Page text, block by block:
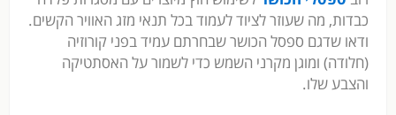
כבדות, מה שעוזר לציוד לעמוד בכל תנאי מזג האוויר הקשים.
ודאו שדגם ספסל הכושר שבחרתם עמיד בפני קורוזיה
(חלודה) ומוגן מקרני השמש כדי לשמור על האסתטיקה
והצבע שלו.